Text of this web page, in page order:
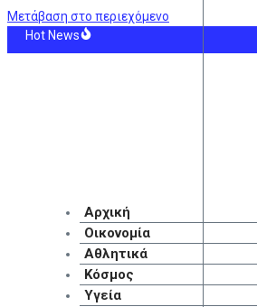
Μετάβαση στο περιεχόμενο
Hot News
Αρχική
Οικονομία
Αθλητικά
Κόσμος
Υγεία